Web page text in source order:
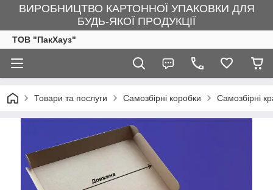
ВИРОБНИЦТВО КАРТОННОЇ УПАКОВКИ ДЛЯ
БУДЬ-ЯКОЇ ПРОДУКЦІЇ
ТОВ "ПакХауз"
Товари та послуги Самозбірні коробки Самозбірні